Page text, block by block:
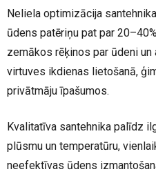
Neliela optimizācija
ūdens patēriņu pat par
zemākos rēķinos par ūdeni
virtuves ikdienas lietošanā,
privātmāju īpašumos.
Kvalitatīva santehnika palīdz
plūsmu un temperatūru,
neefektīvas ūdens